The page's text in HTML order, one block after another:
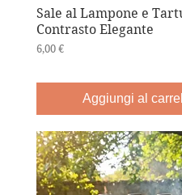
Sale al Lampone e
Contrasto Elegante
Prezzo
6,00 €
Aggiungi al